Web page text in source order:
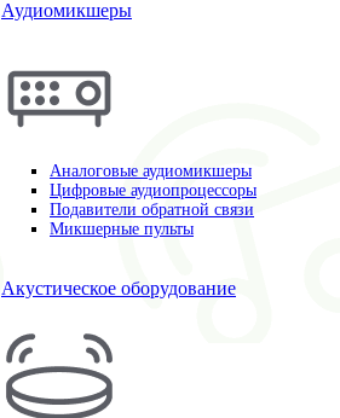
Аудиомикшеры
Аналоговые аудиомикшеры
Цифровые аудиопроцессоры
Подавители обратной связи
Микшерные пульты
Акустическое оборудование